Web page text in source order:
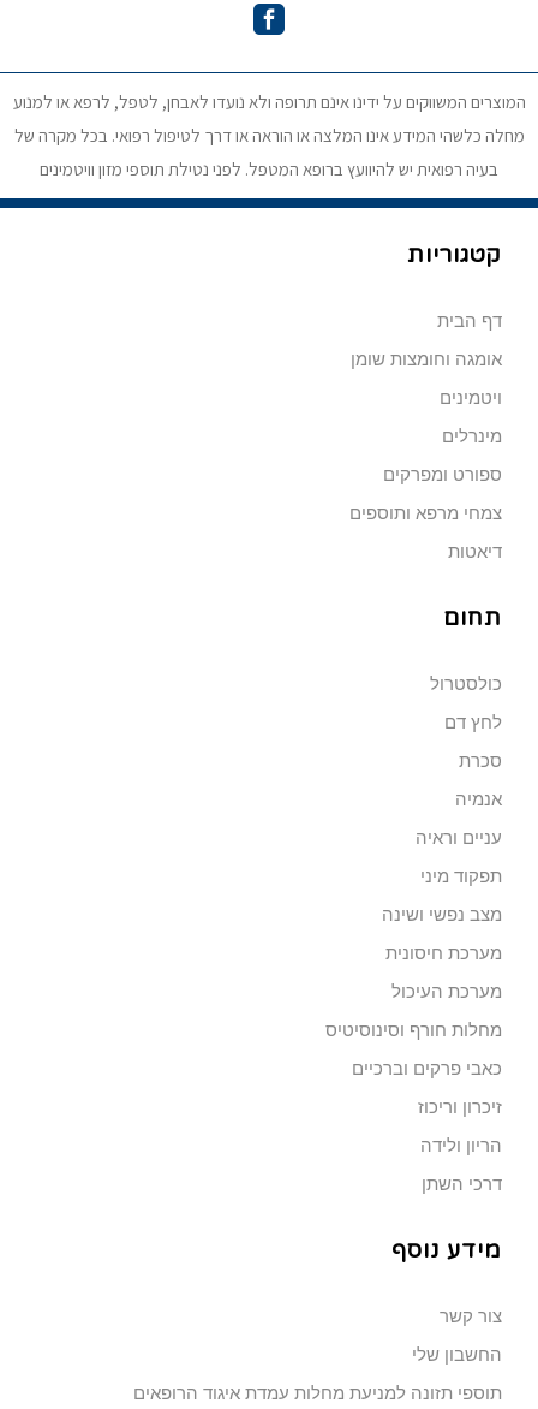
המוצרים המשווקים על ידינו אינם תרופה ולא נועדו לאבחן, לטפל, לרפא או למנוע
מחלה כלשהי המידע אינו המלצה או הוראה או דרך לטיפול רפואי. בכל מקרה של
בעיה רפואית יש להיוועץ ברופא המטפל. לפני נטילת תוספי מזון וויטמינים
קטגוריות
דף הבית
אומגה וחומצות שומן
ויטמינים
מינרלים
ספורט ומפרקים
צמחי מרפא ותוספים
דיאטות
תחום
כולסטרול
לחץ דם
סכרת
אנמיה
עניים וראיה
תפקוד מיני
מצב נפשי ושינה
מערכת חיסונית
מערכת העיכול
מחלות חורף וסינוסיטיס
כאבי פרקים וברכיים
זיכרון וריכוז
הריון ולידה
דרכי השתן
מידע נוסף
צור קשר
החשבון שלי
תוספי תזונה למניעת מחלות עמדת איגוד הרופאים